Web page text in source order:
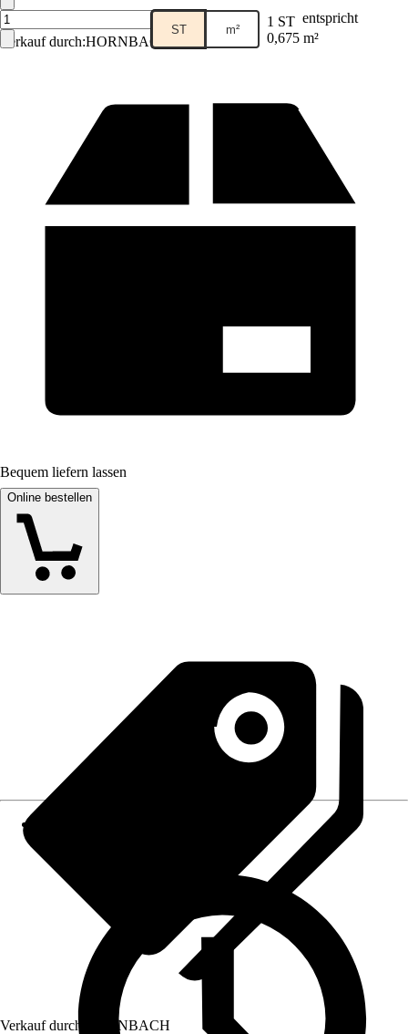
Verkauf durch:HORNBACH
ST m² 1 ST entspricht
0,675 m²
Bequem liefern lassen
Online bestellen
Verkauf durch: HORNBACH